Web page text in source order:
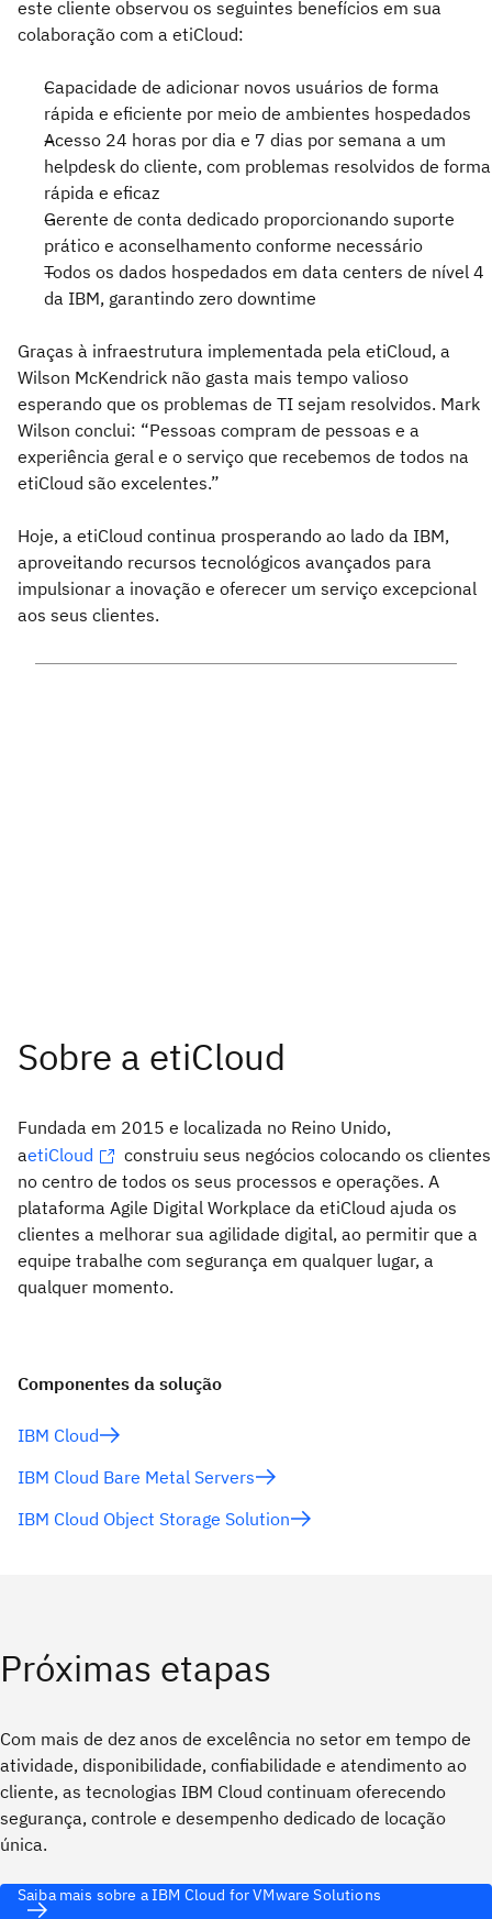
este cliente observou os seguintes benefícios em sua
colaboração com a etiCloud:
Capacidade de adicionar novos usuários de forma
rápida e eficiente por meio de ambientes hospedados
Acesso 24 horas por dia e 7 dias por semana a um
helpdesk do cliente, com problemas resolvidos de forma
rápida e eficaz
Gerente de conta dedicado proporcionando suporte
prático e aconselhamento conforme necessário
Todos os dados hospedados em data centers de nível 4
da IBM, garantindo zero downtime
Graças à infraestrutura implementada pela etiCloud, a
Wilson McKendrick não gasta mais tempo valioso
esperando que os problemas de TI sejam resolvidos. Mark
Wilson conclui: “Pessoas compram de pessoas e a
experiência geral e o serviço que recebemos de todos na
etiCloud são excelentes.”
Hoje, a etiCloud continua prosperando ao lado da IBM,
aproveitando recursos tecnológicos avançados para
impulsionar a inovação e oferecer um serviço excepcional
aos seus clientes.
Fundada em 2015 e localizada no Reino Unido,
aetiCloud
construiu seus negócios colocando os clientes
no centro de todos os seus processos e operações. A
plataforma Agile Digital Workplace da etiCloud ajuda os
clientes a melhorar sua agilidade digital, ao permitir que a
equipe trabalhe com segurança em qualquer lugar, a
qualquer momento.
Componentes da solução
IBM Cloud
IBM Cloud Bare Metal Servers
IBM Cloud Object Storage Solution
Próximas etapas
Com mais de dez anos de excelência no setor em tempo de
atividade, disponibilidade, confiabilidade e atendimento ao
cliente, as tecnologias IBM Cloud continuam oferecendo
segurança, controle e desempenho dedicado de locação
única.
Saiba mais sobre a IBM Cloud for VMware Solutions